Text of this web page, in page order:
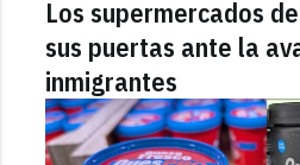
Los supermercados
sus puertas ante la
inmigrantes